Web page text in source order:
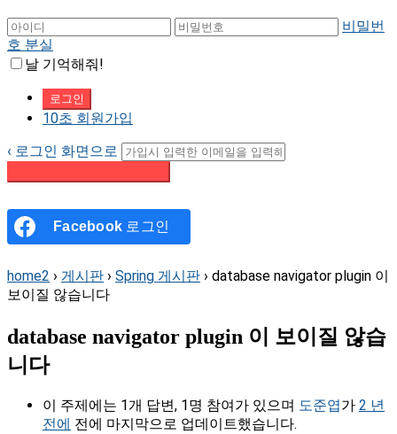
비밀번
호 분실
날 기억해줘!
10초 회원가입
‹ 로그인 화면으로
Facebook 로그인
home2 › 게시판 › Spring 게시판 › database navigator plugin 이
보이질 않습니다
database navigator plugin 이 보이질 않습
니다
이 주제에는 1개 답변, 1명 참여가 있으며 도준엽가 2 년
전에 전에 마지막으로 업데이트했습니다.